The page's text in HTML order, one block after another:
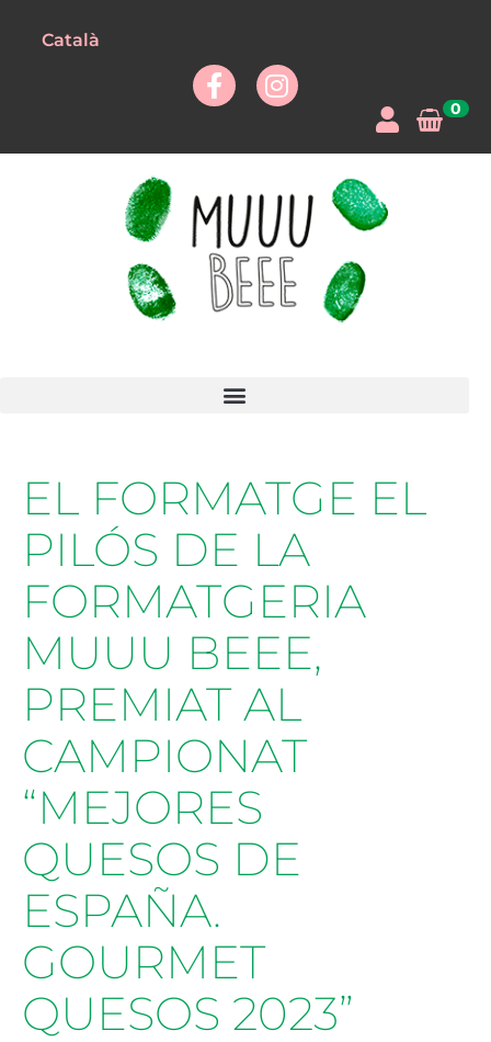
Català
0
EL FORMATGE EL
PILÓS DE LA
FORMATGERIA
MUUU BEEE,
PREMIAT AL
CAMPIONAT
“MEJORES
QUESOS DE
ESPAÑA.
GOURMET
QUESOS 2023”